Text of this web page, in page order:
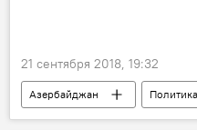
21 сентября 2018, 19:32
Азербайджан Политика
Россия
Россия